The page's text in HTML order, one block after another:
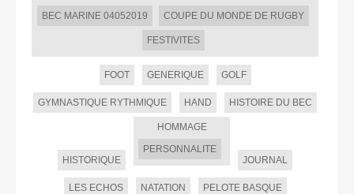
BEC MARINE 04052019
COUPE DU MONDE DE RUGBY
FESTIVITES
FOOT GENERIQUE GOLF
GYMNASTIQUE RYTHMIQUE HAND HISTOIRE DU BEC
HISTORIQUE
HOMMAGE
PERSONNALITE
JOURNAL
LES ECHOS NATATION PELOTE BASQUE